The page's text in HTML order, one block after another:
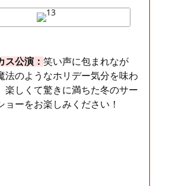
ス公演：笑い声に包まれなが
法のようなホリデー気分を味わ
楽しくて驚きに満ちた冬のサー
ョーをお楽しみください！